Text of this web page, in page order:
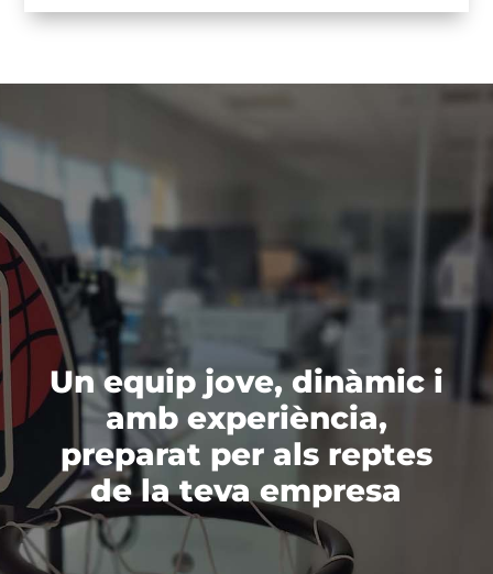
Un equip jove, dinàmic i
amb experiència,
preparat per als reptes
de la teva empresa